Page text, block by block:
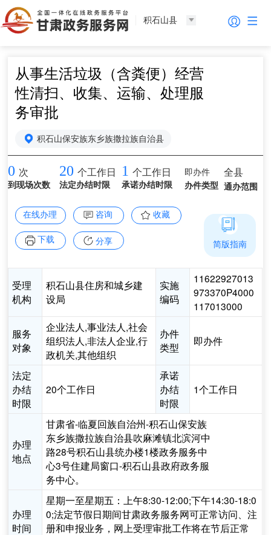
积石山县
从事生活垃圾（含粪便）经营
性清扫、收集、运输、处理服
务审批
积石山保安族东乡族撒拉族自治县
0 次
到现场次数
20 个工作日
法定办结时限
1 个工作日
承诺办结时限
即办件
办件类型
全县
通办范围
在线办理 咨询 收藏
下载 分享
受理
机构
积石山县住房和城乡建
设局
实施
编码
11622927013
973370P4000
117013000
服务
对象
企业法人,事业法人,社会
组织法人,非法人企业,行
政机关,其他组织
办件
类型
即办件
法定
办结
时限
20个工作日
承诺
办结
时限
1个工作日
办理
地点
甘肃省-临夏回族自治州-积石山保安族
东乡族撒拉族自治县吹麻滩镇北滨河中
路28号积石山县统办楼1楼政务服务中
心3号住建局窗口-积石山县政府政务服
务中心。
办理
时间
星期一至星期五：上午8:30-12:00;下午14:30-18:0
0;法定节假日期间甘肃政务服务网可正常访问、注
册和申报业务，网上受理审批工作将在节后正常
简版指南